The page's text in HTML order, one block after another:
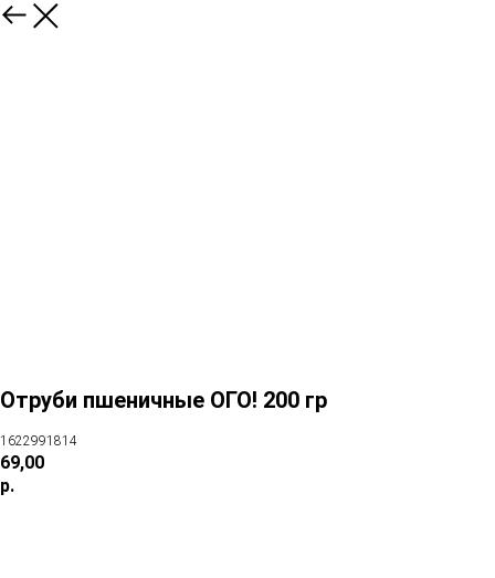
Отруби пшеничные ОГО! 200 гр
1622991814
69,00
р.